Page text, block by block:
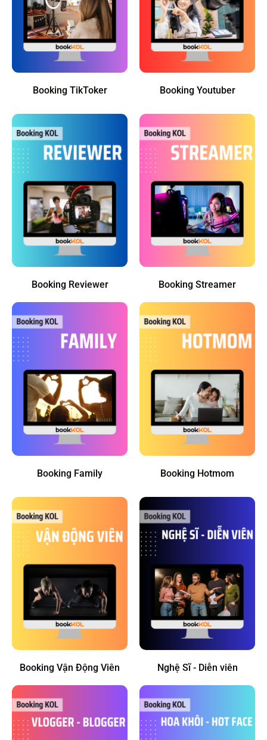
Booking TikToker Booking Youtuber
Booking Reviewer Booking Streamer
Booking Family Booking Hotmom
Booking Vận Động Viên Nghệ Sĩ - Diễn viên